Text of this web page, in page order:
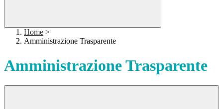
Home >
Amministrazione Trasparente
Amministrazione Trasparente